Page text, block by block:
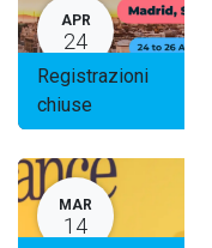
APR
24
Registrazioni
chiuse
MAR
14